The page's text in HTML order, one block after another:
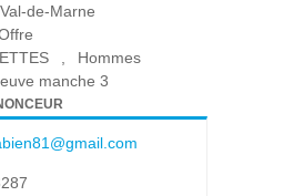
de-Marne
Hommes
manche 3